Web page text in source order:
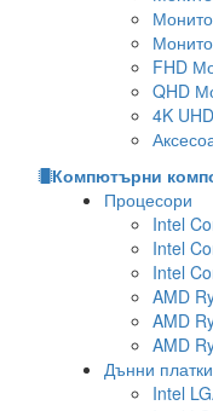
FHD
QHD
4K
Компютърни
Процесори
Intel
Intel
Intel
AMD
AMD
AMD
Дънни платки
Intel